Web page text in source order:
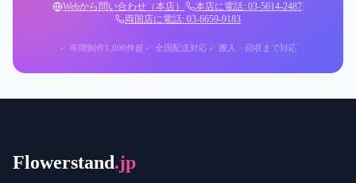
Webから問い合わせ（本店） 本店に電話: 03-5614-2487
両国店に電話: 03-6659-9183
✓ 年間制作1,000件超 ✓ 全国配送対応 ✓ 搬入・回収まで対応
Flowerstand.jp